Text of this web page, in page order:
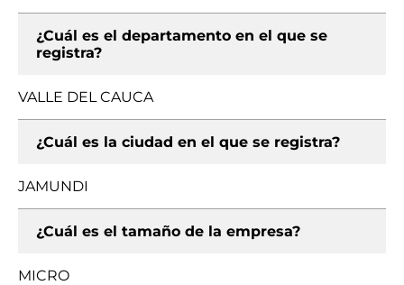
¿Cuál es el departamento en el que se
registra?
VALLE DEL CAUCA
¿Cuál es la ciudad en el que se registra?
JAMUNDI
¿Cuál es el tamaño de la empresa?
MICRO